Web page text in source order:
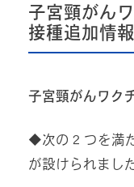
子宮頸がん
接種追加情報
子宮頸がんワク
◆次の２つを満
が設けられまし